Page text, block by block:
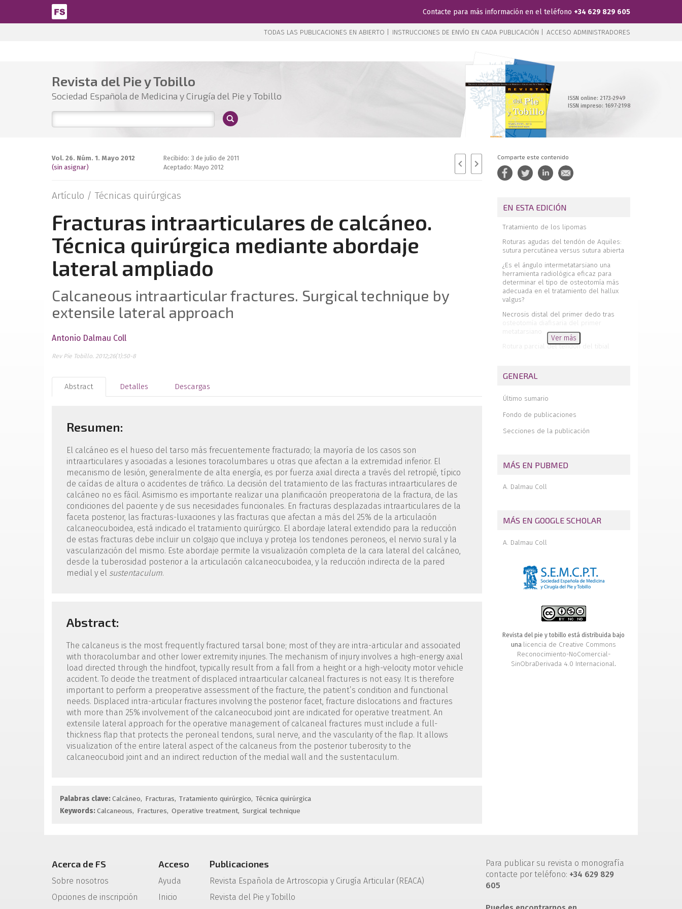
Pasar al contenido principal
Contacte para más información en el teléfono +34 629 829 605
TODAS LAS PUBLICACIONES EN ABIERTO | INSTRUCCIONES DE ENVÍO EN CADA PUBLICACIÓN | ACCESO ADMINISTRADORES
Revista del Pie y Tobillo
Sociedad Española de Medicina y Cirugía del Pie y Tobillo
ISSN online: 2173-2949
ISSN impreso: 1697-2198
Vol. 26. Núm. 1. Mayo 2012
(sin asignar)
Recibido: 3 de julio de 2011
Aceptado: Mayo 2012
Artículo / Técnicas quirúrgicas
Fracturas intraarticulares de calcáneo.
Técnica quirúrgica mediante abordaje
lateral ampliado
Calcaneous intraarticular fractures. Surgical technique by
extensile lateral approach
Antonio Dalmau Coll
Rev Pie Tobillo. 2012;26(1):50-8
Abstract Detalles Descargas
Resumen:
El calcáneo es el hueso del tarso más frecuentemente fracturado; la mayoría de los casos son
intraarticulares y asociadas a lesiones toracolumbares u otras que afectan a la extremidad inferior. El
mecanismo de lesión, generalmente de alta energía, es por fuerza axial directa a través del retropié, típico
de caídas de altura o accidentes de tráfico. La decisión del tratamiento de las fracturas intraarticulares de
calcáneo no es fácil. Asimismo es importante realizar una planificación preoperatoria de la fractura, de las
condiciones del paciente y de sus necesidades funcionales. En fracturas desplazadas intraarticulares de la
faceta posterior, las fracturas-luxaciones y las fracturas que afectan a más del 25% de la articulación
calcaneocuboidea, está indicado el tratamiento quirúrgico. El abordaje lateral extendido para la reducción
de estas fracturas debe incluir un colgajo que incluya y proteja los tendones peroneos, el nervio sural y la
vascularización del mismo. Este abordaje permite la visualización completa de la cara lateral del calcáneo,
desde la tuberosidad posterior a la articulación calcaneocuboidea, y la reducción indirecta de la pared
medial y el sustentaculum.
Abstract:
The calcaneus is the most frequently fractured tarsal bone; most of they are intra-articular and associated
with thoracolumbar and other lower extremity injuries. The mechanism of injury involves a high-energy axial
load directed through the hindfoot, typically result from a fall from a height or a high-velocity motor vehicle
accident. To decide the treatment of displaced intraarticular calcaneal fractures is not easy. It is therefore
important to perform a preoperative assessment of the fracture, the patient’s condition and functional
needs. Displaced intra-articular fractures involving the posterior facet, fracture dislocations and fractures
with more than 25% involvement of the calcaneocuboid joint are indicated for operative treatment. An
extensile lateral approach for the operative management of calcaneal fractures must include a full-
thickness flap that protects the peroneal tendons, sural nerve, and the vascularity of the flap. It allows
visualization of the entire lateral aspect of the calcaneus from the posterior tuberosity to the
calcaneocuboid joint and an indirect reduction of the medial wall and the sustentaculum.
Palabras clave:Calcáneo Fracturas Tratamiento quirúrgico Técnica quirúrgica
Keywords:Calcaneous Fractures Operative treatment Surgical technique
Comparte este contenido
EN ESTA EDICIÓN
Tratamiento de los lipomas
Roturas agudas del tendón de Aquiles:
sutura percutánea versus sutura abierta
¿Es el ángulo intermetatarsiano una
herramienta radiológica eficaz para
determinar el tipo de osteotomía más
adecuada en el tratamiento del hallux
valgus?
Necrosis distal del primer dedo tras
osteotomía diafisaria del primer
metatarsiano
Rotura parcial del tendón del tibial
Revisión literaria
calcáneo. Técnica quirúrgica
Revista de revistas
Editorial
Ver más
GENERAL
Último sumario
Fondo de publicaciones
Secciones de la publicación
MÁS EN PUBMED
A. Dalmau Coll
MÁS EN GOOGLE SCHOLAR
A. Dalmau Coll
Revista del pie y tobillo está distribuida bajo
una licencia de Creative Commons
Reconocimiento-NoComercial-
SinObraDerivada 4.0 Internacional.
Acerca de FS
Sobre nosotros
Opciones de inscripción
Acceso
Ayuda
Inicio
Publicaciones
Revista Española de Artroscopia y Cirugía Articular (REACA)
Revista del Pie y Tobillo
Para publicar su revista o monografía
contacte por teléfono: +34 629 829
605